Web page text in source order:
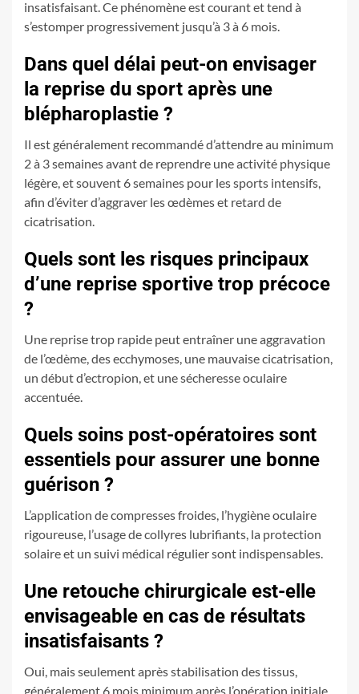
insatisfaisant. Ce phénomène est courant et tend à
s’estomper progressivement jusqu’à 3 à 6 mois.
Dans quel délai peut-on envisager
la reprise du sport après une
blépharoplastie ?
Il est généralement recommandé d’attendre au minimum
2 à 3 semaines avant de reprendre une activité physique
légère, et souvent 6 semaines pour les sports intensifs,
afin d’éviter d’aggraver les œdèmes et retard de
cicatrisation.
Quels sont les risques principaux
d’une reprise sportive trop précoce
?
Une reprise trop rapide peut entraîner une aggravation
de l’œdème, des ecchymoses, une mauvaise cicatrisation,
un début d’ectropion, et une sécheresse oculaire
accentuée.
Quels soins post-opératoires sont
essentiels pour assurer une bonne
guérison ?
L’application de compresses froides, l’hygiène oculaire
rigoureuse, l’usage de collyres lubrifiants, la protection
solaire et un suivi médical régulier sont indispensables.
Une retouche chirurgicale est-elle
envisageable en cas de résultats
insatisfaisants ?
Oui, mais seulement après stabilisation des tissus,
généralement 6 mois minimum après l’opération initiale.